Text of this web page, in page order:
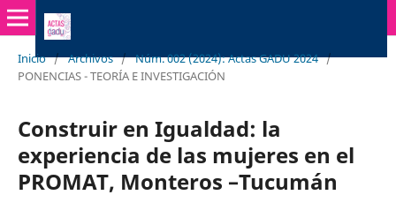
Inicio / Archivos / Núm. 002 (2024): Actas GADU 2024 /
PONENCIAS - TEORÍA E INVESTIGACIÓN
Construir en Igualdad: la
experiencia de las mujeres en el
PROMAT, Monteros –Tucumán